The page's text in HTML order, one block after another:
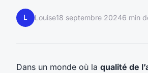
L Louise18 septembre 20246 min
Dans un monde où la qualité de